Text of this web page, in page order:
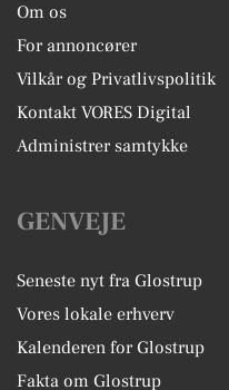
Om os
For annoncører
Vilkår og Privatlivspolitik
Kontakt VORES Digital
Administrer samtykke
GENVEJE
Seneste nyt fra Glostrup
Vores lokale erhverv
Kalenderen for Glostrup
Fakta om Glostrup